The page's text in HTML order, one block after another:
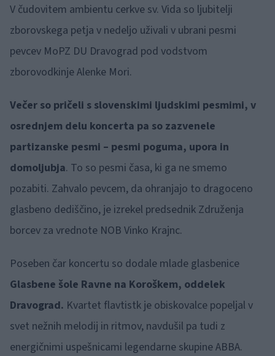
V čudovitem ambientu cerkve sv. Vida so ljubitelji
zborovskega petja v nedeljo uživali v ubrani pesmi
pevcev MoPZ DU Dravograd pod vodstvom
zborovodkinje Alenke Mori.
Večer so pričeli s slovenskimi ljudskimi pesmimi, v
osrednjem delu koncerta pa so zazvenele
partizanske pesmi – pesmi poguma, upora in
domoljubja. To so pesmi časa, ki ga ne smemo
pozabiti. Zahvalo pevcem, da ohranjajo to dragoceno
glasbeno dediščino, je izrekel predsednik Združenja
borcev za vrednote NOB Vinko Krajnc.
Poseben čar koncertu so dodale mlade glasbenice
Glasbene šole Ravne na Koroškem, oddelek
Dravograd. Kvartet flavtistk je obiskovalce popeljal v
svet nežnih melodij in ritmov, navdušil pa tudi z
energičnimi uspešnicami legendarne skupine ABBA.